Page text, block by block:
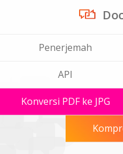
Doc
Penerjemah
API
Konversi PDF ke JPG